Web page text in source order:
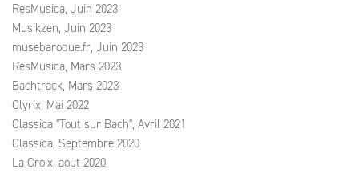
ResMusica, Juin 2023
Musikzen, Juin 2023
musebaroque.fr, Juin 2023
ResMusica, Mars 2023
Bachtrack, Mars 2023
Olyrix, Mai 2022
Classica "Tout sur Bach", Avril 2021
Classica, Septembre 2020
La Croix, aout 2020